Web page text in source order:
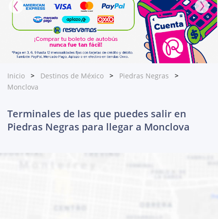
Inicio Destinos de México
Piedras Negras
Monclova
Terminales de las que puedes salir en
Piedras Negras para llegar a Monclova